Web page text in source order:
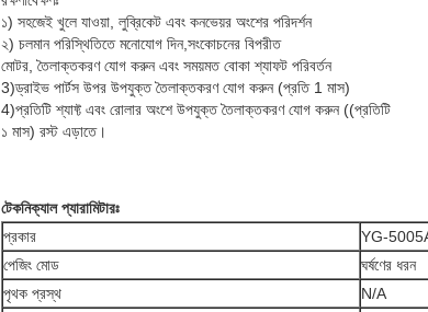
১) সহজেই খুলে যাওয়া, লুব্রিকেট এবং কনভেয়র অংশের পরিদর্শন
২) চলমান পরিস্থিতিতে মনোযোগ দিন,সংকোচনের বিপরীত
মোটর, তৈলাক্তকরণ যোগ করুন এবং সময়মত বোকা শ্যাফট পরিবর্তন
3)ড্রাইভ পার্টস উপর উপযুক্ত তৈলাক্তকরণ যোগ করুন (প্রতি 1 মাস)
4)প্রতিটি শ্যাফ্ট এবং রোলার অংশে উপযুক্ত তৈলাক্তকরণ যোগ করুন ((প্রতিটি
১ মাস) রস্ট এড়াতে।
টেকনিক্যাল প্যারামিটারঃ
প্রকার
YG-
পেজিং মোড
ঘর্ষণের ধরন
পৃথক প্রস্থ
N/A